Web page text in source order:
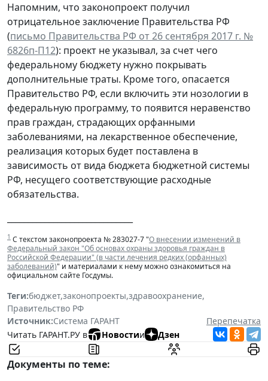
Напомним, что законопроект получил
отрицательное заключение Правительства РФ
(письмо Правительства РФ от 26 сентября 2017 г. №
6826п-П12): проект не указывал, за счет чего
федеральному бюджету нужно покрывать
дополнительные траты. Кроме того, опасается
Правительство РФ, если включить эти нозологии в
федеральную программу, то появится неравенство
прав граждан, страдающих орфанными
заболеваниями, на лекарственное обеспечение,
реализация которых будет поставлена в
зависимость от вида бюджета бюджетной системы
РФ, несущего соответствующие расходные
обязательства.
1 С текстом законопроекта № 283027-7 "О внесении изменений в
Федеральный закон "Об основах охраны здоровья граждан в
Российской Федерации" (в части лечения редких (орфанных)
заболеваний)" и материалами к нему можно ознакомиться на
официальном сайте Госдумы.
Теги:бюджет,законопроекты,здравоохранение,
Правительство РФ
Источник:Система ГАРАНТ
Перепечатка
Читать ГАРАНТ.РУ в
Новостии Дзен
Документы по теме: